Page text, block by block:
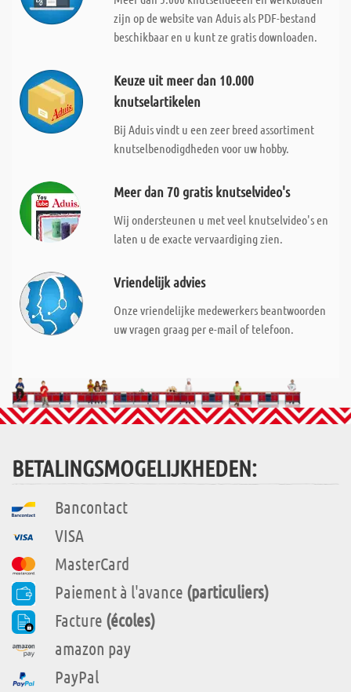
zijn op de website van Aduis als PDF-bestand
beschikbaar en u kunt ze gratis downloaden.
Keuze uit meer dan 10.000
knutselartikelen
Bij Aduis vindt u een zeer breed assortiment
knutselbenodigdheden voor uw hobby.
Meer dan 70 gratis knutselvideo's
Wij ondersteunen u met veel knutselvideo's en
laten u de exacte vervaardiging zien.
Vriendelijk advies
Onze vriendelijke medewerkers beantwoorden
uw vragen graag per e-mail of telefoon.
BETALINGSMOGELIJKHEDEN:
Bancontact
VISA
MasterCard
Paiement à l'avance (particuliers)
Facture (écoles)
amazon pay
PayPal